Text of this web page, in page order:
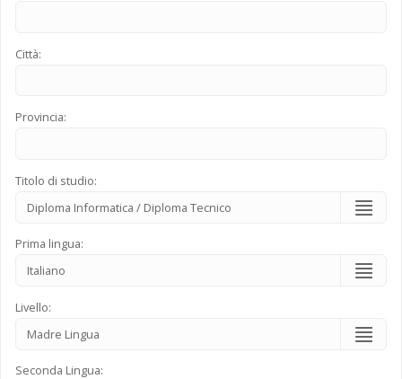
Città:
Provincia:
Titolo di studio:
Prima lingua:
Livello:
Seconda Lingua: